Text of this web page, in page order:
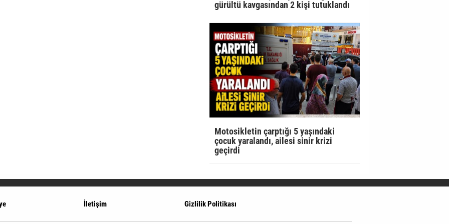
gürültü kavgasından 2 kişi tutuklandı
Motosikletin çarptığı 5 yaşındaki
çocuk yaralandı, ailesi sinir krizi
geçirdi
İletişim Gizlilik Politikası